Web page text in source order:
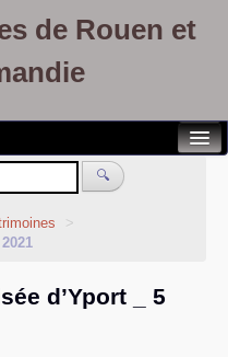
de Rouen et
🔍
>
d’Yport _ 5